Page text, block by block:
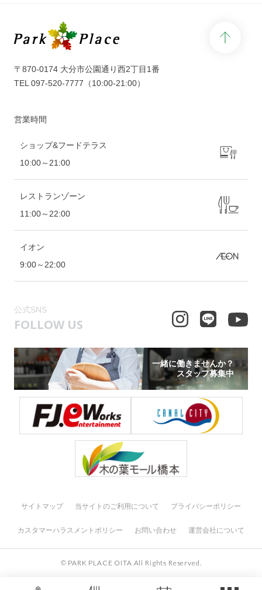
こちらの新作は、まさに「919」シリーズ
ます♡トレッキングシューズをライフスタ
イル仕様にしたデザインで丸みと柔らかさ
ーズンに入ると完売サイズもでてきますの
ください♫皆様のご来店、お待ちしており
〒870-0174 大分市公園通り西2丁目1番
TEL097-520-7777 （10:00-21:00）
営業時間
ショップ&フードテラス
10:00～21:00
レストランゾーン
11:00～22:00
イオン
9:00～22:00
公式SNS
FOLLOW US
一緒に働きませんか？
スタッフ募集中
サイトマップ 当サイトのご利用について プライバシーポリシー
カスタマーハラスメントポリシー お問い合わせ 運営会社について
© PARK PLACE OITA All Rights Reserved.